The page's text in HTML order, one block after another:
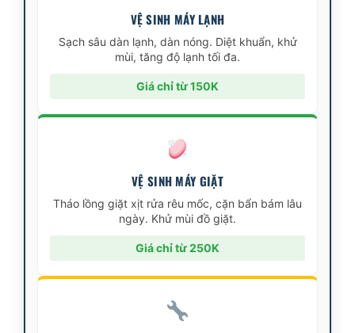
VỆ SINH MÁY LẠNH
Sạch sâu dàn lạnh, dàn nóng. Diệt khuẩn, khử
mùi, tăng độ lạnh tối đa.
Giá chỉ từ 150K
VỆ SINH MÁY GIẶT
Tháo lồng giặt xịt rửa rêu mốc, cặn bẩn bám lâu
ngày. Khử mùi đồ giặt.
Giá chỉ từ 250K